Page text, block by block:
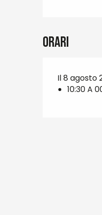
Orari
Il 8 agosto
10:30 A